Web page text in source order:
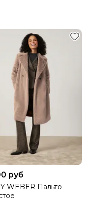
ОПЛАЧИВАЕТ
руб
WEBER Пальто